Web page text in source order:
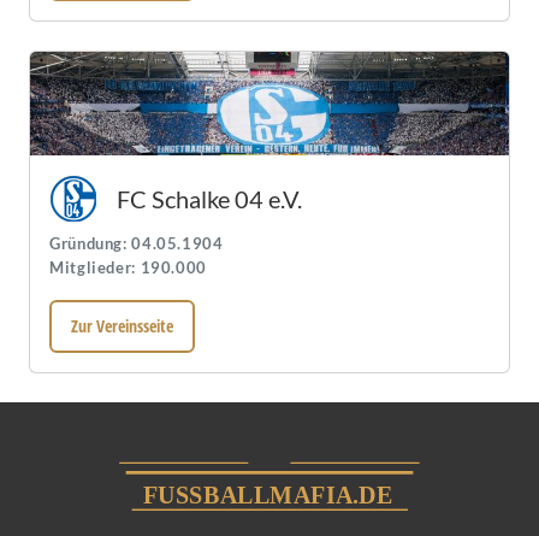
FC Schalke 04 e.V.
Gründung: 04.05.1904
Mitglieder: 190.000
Zur Vereinsseite